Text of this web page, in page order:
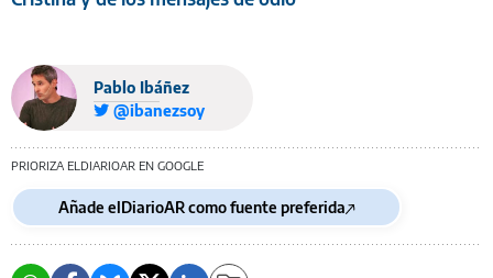
Pablo Ibáñez
@ibanezsoy
PRIORIZA ELDIARIOAR EN GOOGLE
Añade elDiarioAR como fuente preferida